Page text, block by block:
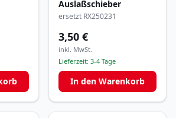
Auslaßschieber
ersetzt RX250231
3,50 €
inkl. MwSt.
Lieferzeit: 3-4 Tage
In den Warenkorb